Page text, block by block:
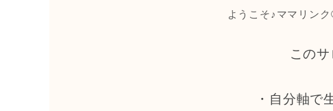
ようこそ♪ママリン
このサ
・自分軸で